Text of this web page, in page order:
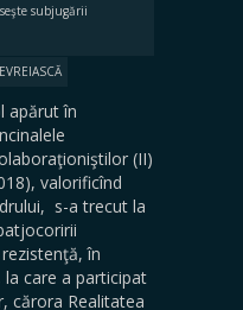
subjugării
apărut în
(II)
valorificînd
s-a trecut la
în
care a participat
cărora Realitatea